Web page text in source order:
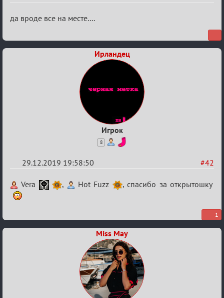
Re:
Охоты
да вроде все на месте....
Ирландец
Игрок
8
#42
29.12.2019 19:58:50
Re:
Обсуждение
за
Vera , Hot Fuzz , спасибо за открытошку
1
Miss May